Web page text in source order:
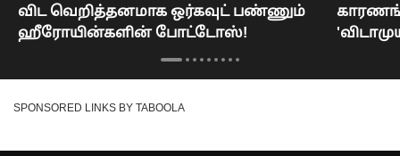
விட வெறித்தனமாக ஒர்கவுட் பண்ணும்
ஹீரோயின்களின் போட்டோஸ்!
SPONSORED LINKS BY TABOOLA